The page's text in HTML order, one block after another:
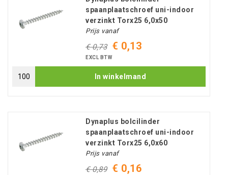
spaanplaatschroef uni-indoor
verzinkt Torx25 6,0x50
Prijs vanaf
€ 0,73 € 0,13
EXCL BTW
In winkelmand
Dynaplus bolcilinder
spaanplaatschroef uni-indoor
verzinkt Torx25 6,0x60
Prijs vanaf
€ 0,89 € 0,16